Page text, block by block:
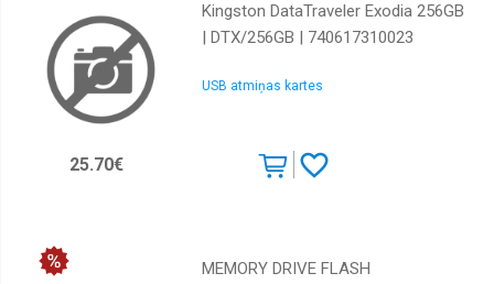
8Gb
Kingston DataTraveler Exodia 256GB
| DTX/256GB | 740617310023
USB atmiņas kartes
25.70€
MEMORY DRIVE FLASH